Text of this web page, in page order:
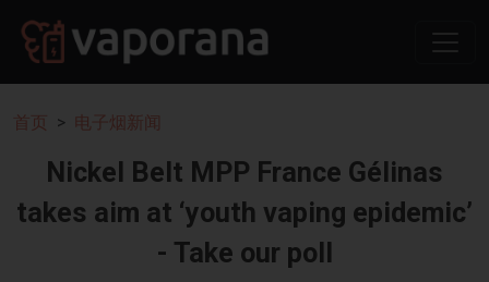
首页 电子烟新闻
Nickel Belt MPP France Gélinas
takes aim at ‘youth vaping epidemic’
- Take our poll